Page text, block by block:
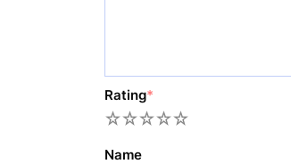
Rating*
5
4
3
2
Name